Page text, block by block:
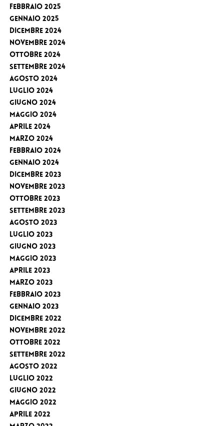
Febbraio 2025
Gennaio 2025
Dicembre 2024
Novembre 2024
Ottobre 2024
Settembre 2024
Agosto 2024
Luglio 2024
Giugno 2024
Maggio 2024
Aprile 2024
Marzo 2024
Febbraio 2024
Gennaio 2024
Dicembre 2023
Novembre 2023
Ottobre 2023
Settembre 2023
Agosto 2023
Luglio 2023
Giugno 2023
Maggio 2023
Aprile 2023
Marzo 2023
Febbraio 2023
Gennaio 2023
Dicembre 2022
Novembre 2022
Ottobre 2022
Settembre 2022
Agosto 2022
Luglio 2022
Giugno 2022
Maggio 2022
Aprile 2022